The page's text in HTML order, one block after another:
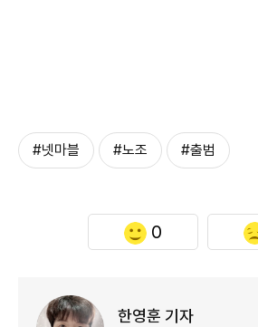
#넷마블 #노조 #출범
0
한영훈 기자